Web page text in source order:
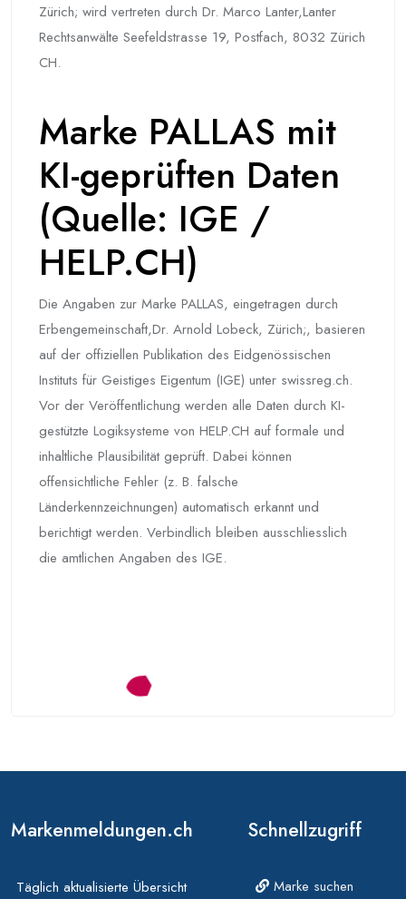
Zürich; wird vertreten durch Dr. Marco Lanter,Lanter
Rechtsanwälte Seefeldstrasse 19, Postfach, 8032 Zürich
CH.
Marke PALLAS mit
KI-geprüften Daten
(Quelle: IGE /
HELP.CH)
Die Angaben zur Marke PALLAS, eingetragen durch
Erbengemeinschaft,Dr. Arnold Lobeck, Zürich;, basieren
auf der offiziellen Publikation des Eidgenössischen
Instituts für Geistiges Eigentum (IGE) unter swissreg.ch.
Vor der Veröffentlichung werden alle Daten durch KI-
gestützte Logiksysteme von HELP.CH auf formale und
inhaltliche Plausibilität geprüft. Dabei können
offensichtliche Fehler (z. B. falsche
Länderkennzeichnungen) automatisch erkannt und
berichtigt werden. Verbindlich bleiben ausschliesslich
die amtlichen Angaben des IGE.
Markenmeldungen.ch
Täglich aktualisierte Übersicht
Schnellzugriff
Marke suchen